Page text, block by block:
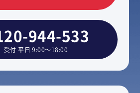
944-533
受付 平日 9:00～18:00